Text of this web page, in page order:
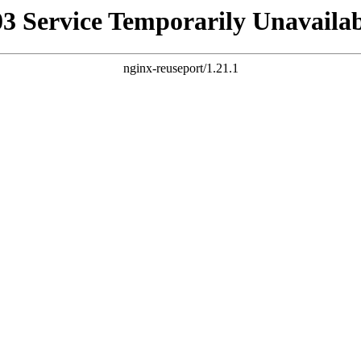
Service Temporarily
nginx-reuseport/1.21.1